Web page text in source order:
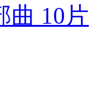
曲 10片